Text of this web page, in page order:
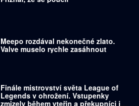
Meepo rozdával nekonečné zlato.
Valve muselo rychle zasáhnout
Finále mistrovství světa League of
Legends v ohrožení. Vstupenky
zmizely během vteřin a překupníci je